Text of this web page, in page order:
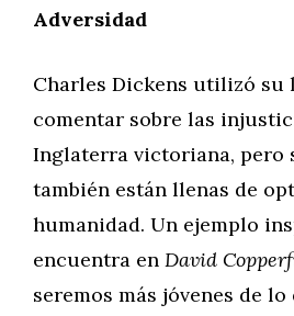
Adversidad
Charles Dickens utilizó
comentar sobre las
Inglaterra victoriana, pero
también están llenas de
humanidad. Un ejemplo
encuentra en David
seremos más jóvenes de